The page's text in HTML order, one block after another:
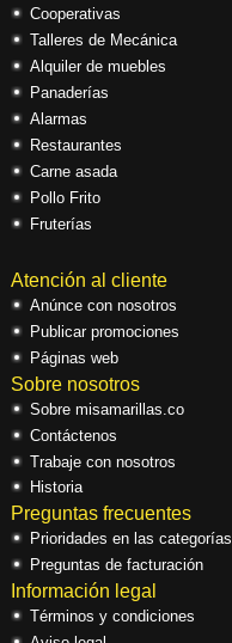
Cooperativas
Talleres de Mecánica
Alquiler de muebles
Panaderías
Alarmas
Restaurantes
Carne asada
Pollo Frito
Fruterías
Atención al cliente
Anúnce con nosotros
Publicar promociones
Páginas web
Sobre nosotros
Sobre misamarillas.co
Contáctenos
Trabaje con nosotros
Historia
Preguntas frecuentes
Prioridades en las categorías
Preguntas de facturación
Información legal
Términos y condiciones